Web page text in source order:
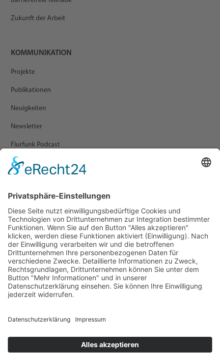
Zukunft der Arbeit
KOMMUNIKATION
Projekte
Publikationen
Neuigkeiten
Newsletter
Flurfunk Podcast
Presse
Veranstaltungen
Newsletter Archiv
RECHTLICHES
Impressum
Statement zur Barrierefreiheit